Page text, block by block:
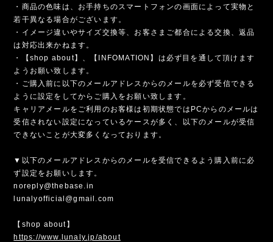
・商品の色味は、お手持ちのスマートフォンの画面によって実物と
若干異なる場合がございます。
・イメージ違いやサイズ交換等、お客さまご都合による交換、返品
は対応出来かねます。
・【shop about】、【INFOMATION】は必ず目を通して頂けます
ようお願い致します。
・ご購入前に以下のメールアドレスからのメールを必ず受信できる
ように設定をしてからご購入をお願い致します。
キャリアメールをご利用のお客様は初期状態ではPCからのメールは
受信されない設定になっているケースが多く、以下のメールが受信
できないことが大変多くなっております。
▼以下のメールアドレスからのメールを受信できるよう購入前に必
ず設定をお願いします。
noreply@thebase.in
lunalyofficial@gmail.com
【shop about】
https://www.lunaly.jp/about